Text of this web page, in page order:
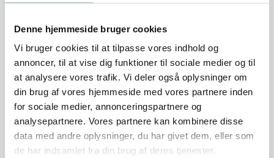
Denne hjemmeside bruger cookies
Vi bruger cookies til at tilpasse vores indhold og
annoncer, til at vise dig funktioner til sociale medier og til
at analysere vores trafik. Vi deler også oplysninger om
din brug af vores hjemmeside med vores partnere inden
for sociale medier, annonceringspartnere og
analysepartnere. Vores partnere kan kombinere disse
data med andre oplysninger, du har givet dem, eller som
de har indsamlet fra din brug af deres tjenester.
Skræl selleri og skær i tern. Kom dem i en gryde med
mælk og vand. Lad det simre til sellerien er mør, det
tager ca. 15 minutter i alt. Blend det med smør, til
mosen er blank og glat. Smag til med salt og peber.
Rens svampe og skær i kvarte. Pil og hak hvidløg.
Kom svampe og hvidløg i en lille gryde med soja,
vand og stjerneanis. Kog til der ikke er mere væske